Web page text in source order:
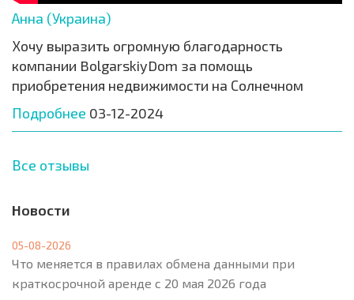
Анна (Украина)
Хочу выразить огромную благодарность
компании BolgarskiyDom за помощь
приобретения недвижимости на Солнечном
Подробнее 03-12-2024
Все отзывы
Новости
05-08-2026
Что меняется в правилах обмена данными при
краткосрочной аренде с 20 мая 2026 года